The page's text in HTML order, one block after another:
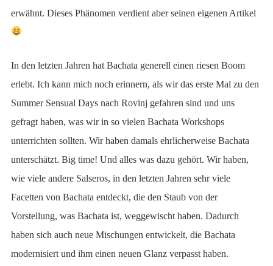
erwähnt. Dieses Phänomen verdient aber seinen eigenen Artikel
In den letzten Jahren hat Bachata generell einen riesen Boom
erlebt. Ich kann mich noch erinnern, als wir das erste Mal zu den
Summer Sensual Days nach Rovinj gefahren sind und uns
gefragt haben, was wir in so vielen Bachata Workshops
unterrichten sollten. Wir haben damals ehrlicherweise Bachata
unterschätzt. Big time! Und alles was dazu gehört. Wir haben,
wie viele andere Salseros, in den letzten Jahren sehr viele
Facetten von Bachata entdeckt, die den Staub von der
Vorstellung, was Bachata ist, weggewischt haben. Dadurch
haben sich auch neue Mischungen entwickelt, die Bachata
modernisiert und ihm einen neuen Glanz verpasst haben.